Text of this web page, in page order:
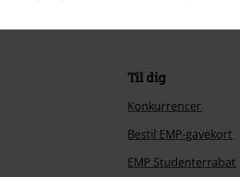
Til dig
Konkurrencer
Bestil EMP-gavekort
EMP Studenterrabat